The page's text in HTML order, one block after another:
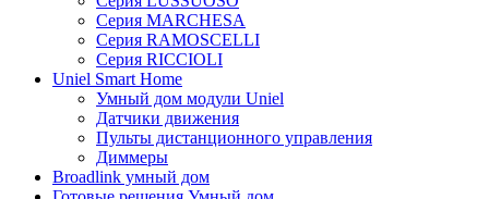
Серия MARCHESA
Серия RAMOSCELLI
Серия RICCIOLI
Uniel Smart Home
Умный дом модули Uniel
Датчики движения
Пульты дистанционного управления
Диммеры
Broadlink умный дом